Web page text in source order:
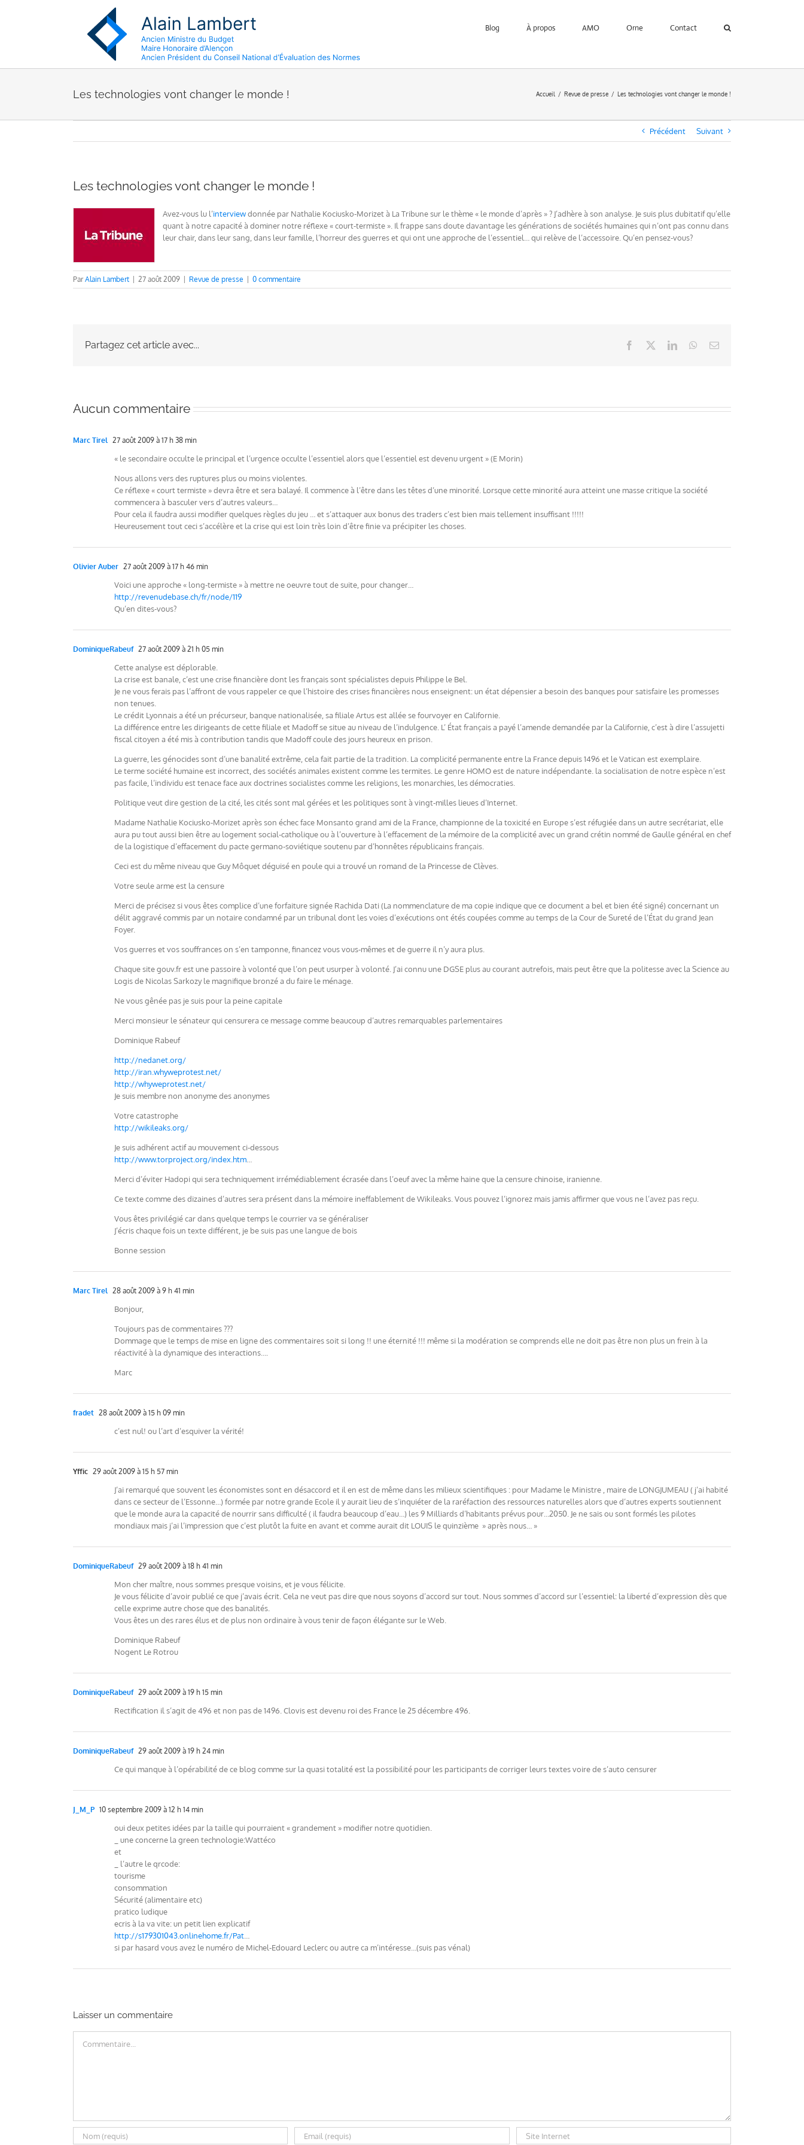
Blog À propos AMO Orne Contact
Les technologies vont changer le monde ! Accueil Revue de presse Les technologies vont changer le monde !
Précédent Suivant
Les technologies vont changer le monde !
Avez-vous lu l’interviewdonnée par Nathalie Kociusko-Morizet à La Tribune sur le thème « le monde d’après » ? J’adhère à son analyse. Je suis plus dubitatif qu’elle
quant à notre capacité à dominer notre réflexe « court-termiste ». Il frappe sans doute davantage les générations de sociétés humaines qui n’ont pas connu dans
leur chair, dans leur sang, dans leur famille, l’horreur des guerres et qui ont une approche de l’essentiel… qui relève de l’accessoire. Qu’en pensez-vous?
ParAlain Lambert 27 août 2009 Revue de presse 0 commentaire
Partagez cet article avec... Facebook LinkedInWhatsApp
Email
Aucun commentaire
Marc Tirel 27 août 2009 à 17 h 38 min
« le secondaire occulte le principal et l’urgence occulte l’essentiel alors que l’essentiel est devenu urgent » (E Morin)
Nous allons vers des ruptures plus ou moins violentes.
Ce réflexe « court termiste » devra être et sera balayé. Il commence à l’être dans les têtes d’une minorité. Lorsque cette minorité aura atteint une masse critique la société
commencera à basculer vers d’autres valeurs…
Pour cela il faudra aussi modifier quelques règles du jeu … et s’attaquer aux bonus des traders c’est bien mais tellement insuffisant !!!!!
Heureusement tout ceci s’accélère et la crise qui est loin très loin d’être finie va précipiter les choses.
Olivier Auber 27 août 2009 à 17 h 46 min
Voici une approche « long-termiste » à mettre ne oeuvre tout de suite, pour changer…
http://revenudebase.ch/fr/node/119
Qu’en dites-vous?
DominiqueRabeuf 27 août 2009 à 21 h 05 min
Cette analyse est déplorable.
La crise est banale, c’est une crise financière dont les français sont spécialistes depuis Philippe le Bel.
Je ne vous ferais pas l’affront de vous rappeler ce que l’histoire des crises financières nous enseignent: un état dépensier a besoin des banques pour satisfaire les promesses
non tenues.
Le crédit Lyonnais a été un précurseur, banque nationalisée, sa filiale Artus est allée se fourvoyer en Californie.
La différence entre les dirigeants de cette filiale et Madoff se situe au niveau de l’indulgence. L’ État français a payé l’amende demandée par la Californie, c’est à dire l’assujetti
fiscal citoyen a été mis à contribution tandis que Madoff coule des jours heureux en prison.
La guerre, les génocides sont d’une banalité extrême, cela fait partie de la tradition. La complicité permanente entre la France depuis 1496 et le Vatican est exemplaire.
Le terme société humaine est incorrect, des sociétés animales existent comme les termites. Le genre HOMO est de nature indépendante. la socialisation de notre espèce n’est
pas facile, l’individu est tenace face aux doctrines socialistes comme les religions, les monarchies, les démocraties.
Politique veut dire gestion de la cité, les cités sont mal gérées et les politiques sont à vingt-milles lieues d’Internet.
Madame Nathalie Kociusko-Morizet après son échec face Monsanto grand ami de la France, championne de la toxicité en Europe s’est réfugiée dans un autre secrétariat, elle
aura pu tout aussi bien être au logement social-catholique ou à l’ouverture à l’effacement de la mémoire de la complicité avec un grand crétin nommé de Gaulle général en chef
de la logistique d’effacement du pacte germano-soviétique soutenu par d’honnêtes républicains français.
Ceci est du même niveau que Guy Môquet déguisé en poule qui a trouvé un romand de la Princesse de Clèves.
Votre seule arme est la censure
Merci de précisez si vous êtes complice d’une forfaiture signée Rachida Dati (La nommenclature de ma copie indique que ce document a bel et bien été signé) concernant un
délit aggravé commis par un notaire condamné par un tribunal dont les voies d’exécutions ont étés coupées comme au temps de la Cour de Sureté de l’État du grand Jean
Foyer.
Vos guerres et vos souffrances on s’en tamponne, financez vous vous-mêmes et de guerre il n’y aura plus.
Chaque site gouv.fr est une passoire à volonté que l’on peut usurper à volonté. J’ai connu une DGSE plus au courant autrefois, mais peut être que la politesse avec la Science au
Logis de Nicolas Sarkozy le magnifique bronzé a du faire le ménage.
Ne vous gênée pas je suis pour la peine capitale
Merci monsieur le sénateur qui censurera ce message comme beaucoup d’autres remarquables parlementaires
Dominique Rabeuf
http://nedanet.org/
http://iran.whyweprotest.net/
http://whyweprotest.net/
Je suis membre non anonyme des anonymes
Votre catastrophe
http://wikileaks.org/
Je suis adhérent actif au mouvement ci-dessous
http://www.torproject.org/index.htm
Merci d’éviter Hadopi qui sera techniquement irrémédiablement écrasée dans l’oeuf avec la même haine que la censure chinoise, iranienne.
Ce texte comme des dizaines d’autres sera présent dans la mémoire ineffablement de Wikileaks. Vous pouvez l’ignorez mais jamis affirmer que vous ne l’avez pas reçu.
Vous êtes privilégié car dans quelque temps le courrier va se généraliser
J’écris chaque fois un texte différent, je be suis pas une langue de bois
Bonne session
Marc Tirel 28 août 2009 à 9 h 41 min
Bonjour,
Toujours pas de commentaires ???
Dommage que le temps de mise en ligne des commentaires soit si long !! une éternité !!! même si la modération se comprends elle ne doit pas être non plus un frein à la
réactivité à la dynamique des interactions….
Marc
fradet 28 août 2009 à 15 h 09 min
c’est nul! ou l’art d’esquiver la vérité!
Yffic 29 août 2009 à 15 h 57 min
J’ai remarqué que souvent les économistes sont en désaccord et il en est de même dans les milieux scientifiques : pour Madame le Ministre , maire de LONGJUMEAU ( j’ai habité
dans ce secteur de l’Essonne…) formée par notre grande Ecole il y aurait lieu de s’inquiéter de la raréfaction des ressources naturelles alors que d’autres experts soutiennent
que le monde aura la capacité de nourrir sans difficulté ( il faudra beaucoup d’eau…) les 9 Milliards d’habitants prévus pour…2050. Je ne sais ou sont formés les pilotes
mondiaux mais j’ai l’impression que c’est plutôt la fuite en avant et comme aurait dit LOUIS le quinzième » après nous… »
DominiqueRabeuf 29 août 2009 à 18 h 41 min
Mon cher maître, nous sommes presque voisins, et je vous félicite.
Je vous félicite d’avoir publié ce que j’avais écrit. Cela ne veut pas dire que nous soyons d’accord sur tout. Nous sommes d’accord sur l’essentiel: la liberté d’expression dès que
celle exprime autre chose que des banalités.
Vous êtes un des rares élus et de plus non ordinaire à vous tenir de façon élégante sur le Web.
Dominique Rabeuf
Nogent Le Rotrou
DominiqueRabeuf 29 août 2009 à 19 h 15 min
Rectification il s’agit de 496 et non pas de 1496. Clovis est devenu roi des France le 25 décembre 496.
DominiqueRabeuf 29 août 2009 à 19 h 24 min
Ce qui manque à l’opérabilité de ce blog comme sur la quasi totalité est la possibilité pour les participants de corriger leurs textes voire de s’auto censurer
J_M_P 10 septembre 2009 à 12 h 14 min
oui deux petites idées par la taille qui pourraient « grandement » modifier notre quotidien.
_ une concerne la green technologie:Wattéco
et
_ l’autre le qrcode:
tourisme
consommation
Sécurité (alimentaire etc)
pratico ludique
ecris à la va vite: un petit lien explicatif
http://s179301043.onlinehome.fr/Pat
si par hasard vous avez le numéro de Michel-Edouard Leclerc ou autre ca m’intéresse…(suis pas vénal)
Laisser un commentaire